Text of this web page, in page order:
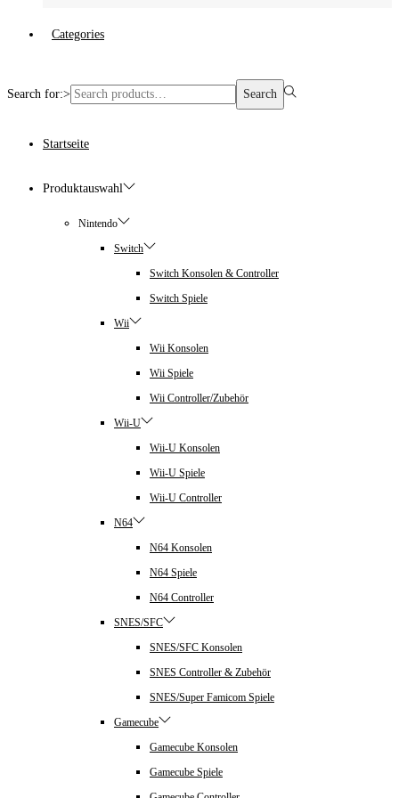
Categories
Search for:> Search
Startseite
Produktauswahl
Nintendo
Switch
Switch Konsolen & Controller
Switch Spiele
Wii
Wii Konsolen
Wii Spiele
Wii Controller/Zubehör
Wii-U
Wii-U Konsolen
Wii-U Spiele
Wii-U Controller
N64
N64 Konsolen
N64 Spiele
N64 Controller
SNES/SFC
SNES/SFC Konsolen
SNES Controller & Zubehör
SNES/Super Famicom Spiele
Gamecube
Gamecube Konsolen
Gamecube Spiele